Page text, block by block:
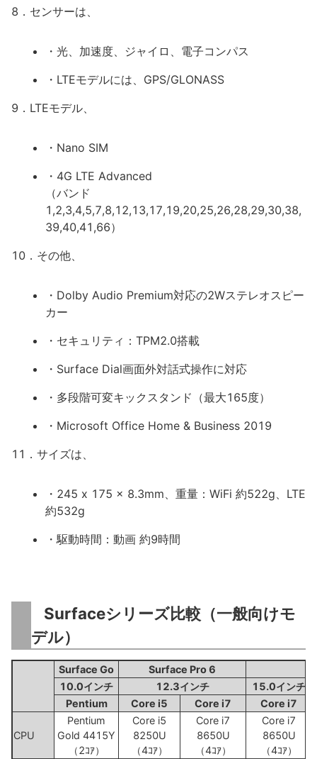
8．センサーは、
・光、加速度、ジャイロ、電子コンパス
・LTEモデルには、GPS/GLONASS
9．LTEモデル、
・Nano SIM
・4G LTE Advanced
（バンド
1,2,3,4,5,7,8,12,13,17,19,20,25,26,28,29,30,38,
39,40,41,66）
10．その他、
・Dolby Audio Premium対応の2Wステレオスピー
カー
・セキュリティ：TPM2.0搭載
・Surface Dial画面外対話式操作に対応
・多段階可変キックスタンド（最大165度）
・Microsoft Office Home & Business 2019
11．サイズは、
・245 x 175 x 8.3mm、重量：WiFi 約522g、LTE
約532g
・駆動時間：動画 約9時間
Surfaceシリーズ比較（一般向けモ
デル）
Surface Go Surface Pro 6
10.0インチ
12.3インチ
15.0インチ
Pentium
Core i5 Core i7 Core i7
CPU
Pentium
Gold 4415Y
（2ｺｱ）
Core i5
8250U
（4ｺｱ）
Core i7
8650U
（4ｺｱ）
Core i7
8650U
（4ｺｱ）